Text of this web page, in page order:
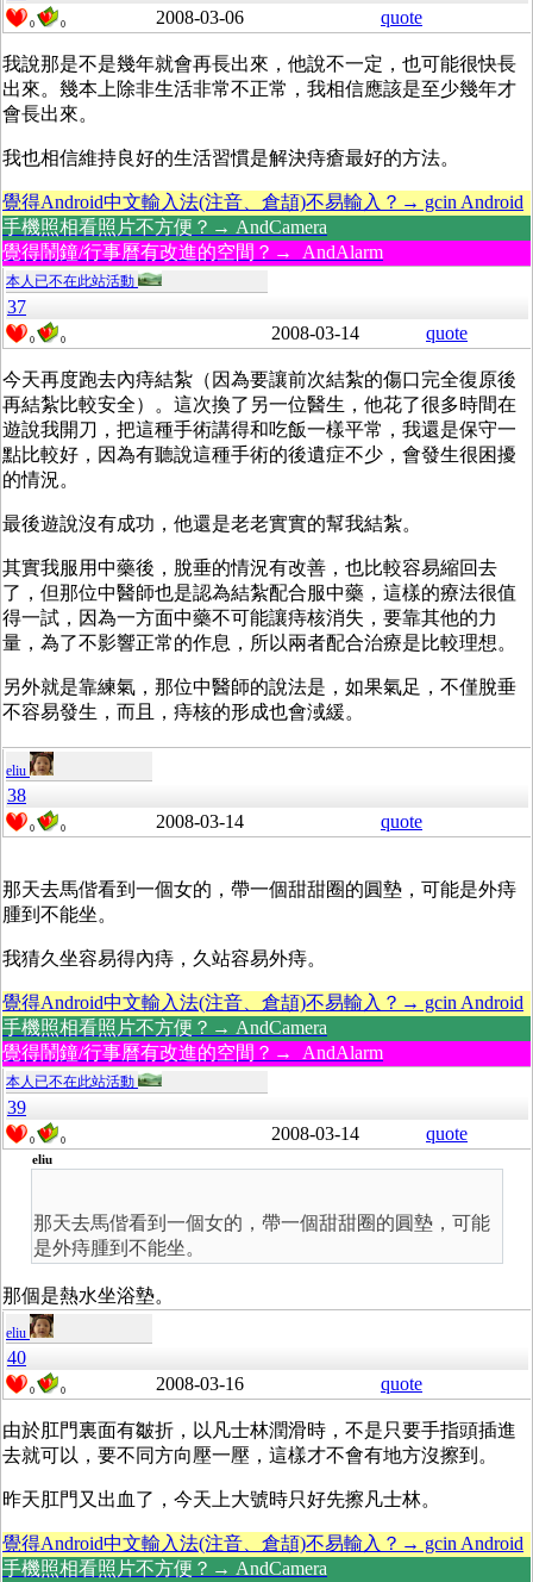
0 0 2008-03-06 quote
我說那是不是幾年就會再長出來，他說不一定，也可能很快長
出來。幾本上除非生活非常不正常，我相信應該是至少幾年才
會長出來。
我也相信維持良好的生活習慣是解決痔瘡最好的方法。
覺得Android中文輸入法(注音、倉頡)不易輸入？→ gcin Android
手機照相看照片不方便？→ AndCamera
覺得鬧鐘/行事曆有改進的空間？→ AndAlarm
本人已不在此站活動
37
0 0 2008-03-14 quote
今天再度跑去內痔結紮（因為要讓前次結紮的傷口完全復原後
再結紮比較安全）。這次換了另一位醫生，他花了很多時間在
遊說我開刀，把這種手術講得和吃飯一樣平常，我還是保守一
點比較好，因為有聽說這種手術的後遺症不少，會發生很困擾
的情況。
最後遊說沒有成功，他還是老老實實的幫我結紮。
其實我服用中藥後，脫垂的情況有改善，也比較容易縮回去
了，但那位中醫師也是認為結紮配合服中藥，這樣的療法很值
得一試，因為一方面中藥不可能讓痔核消失，要靠其他的力
量，為了不影響正常的作息，所以兩者配合治療是比較理想。
另外就是靠練氣，那位中醫師的說法是，如果氣足，不僅脫垂
不容易發生，而且，痔核的形成也會淢緩。
eliu
38
0 0 2008-03-14 quote
那天去馬偕看到一個女的，帶一個甜甜圈的圓墊，可能是外痔
腫到不能坐。
我猜久坐容易得內痔，久站容易外痔。
覺得Android中文輸入法(注音、倉頡)不易輸入？→ gcin Android
手機照相看照片不方便？→ AndCamera
覺得鬧鐘/行事曆有改進的空間？→ AndAlarm
本人已不在此站活動
39
0 0 2008-03-14 quote
eliu
那天去馬偕看到一個女的，帶一個甜甜圈的圓墊，可能
是外痔腫到不能坐。
那個是熱水坐浴墊。
eliu
40
0 0 2008-03-16 quote
由於肛門裏面有皺折，以凡士林潤滑時，不是只要手指頭插進
去就可以，要不同方向壓一壓，這樣才不會有地方沒擦到。
昨天肛門又出血了，今天上大號時只好先擦凡士林。
覺得Android中文輸入法(注音、倉頡)不易輸入？→ gcin Android
手機照相看照片不方便？→ AndCamera